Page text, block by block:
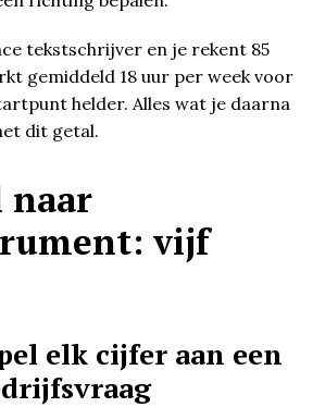
tekstschrijver en je rekent 85
gemiddeld 18 uur per week voor
helder. Alles wat je daarna
dit getal.
naar
vijf
elk cijfer aan een